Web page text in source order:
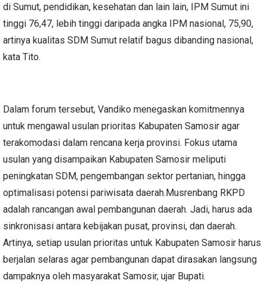
di Sumut, pendidikan, kesehatan dan lain lain, IPM Sumut ini
tinggi 76,47, lebih tinggi daripada angka IPM nasional, 75,90,
artinya kualitas SDM Sumut relatif bagus dibanding nasional,
kata Tito.
Dalam forum tersebut, Vandiko menegaskan komitmennya
untuk mengawal usulan prioritas Kabupaten Samosir agar
terakomodasi dalam rencana kerja provinsi. Fokus utama
usulan yang disampaikan Kabupaten Samosir meliputi
peningkatan SDM, pengembangan sektor pertanian, hingga
optimalisasi potensi pariwisata daerah.Musrenbang RKPD
adalah rancangan awal pembangunan daerah. Jadi, harus ada
sinkronisasi antara kebijakan pusat, provinsi, dan daerah.
Artinya, setiap usulan prioritas untuk Kabupaten Samosir harus
berjalan selaras agar pembangunan dapat dirasakan langsung
dampaknya oleh masyarakat Samosir, ujar Bupati.